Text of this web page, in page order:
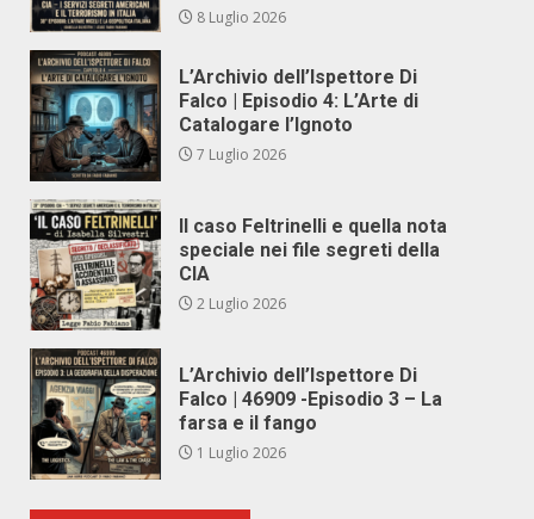
8 Luglio 2026
L’Archivio dell’Ispettore Di
Falco | Episodio 4: L’Arte di
Catalogare l’Ignoto
7 Luglio 2026
Il caso Feltrinelli e quella nota
speciale nei file segreti della
CIA
2 Luglio 2026
L’Archivio dell’Ispettore Di
Falco | 46909 -Episodio 3 – La
farsa e il fango
1 Luglio 2026